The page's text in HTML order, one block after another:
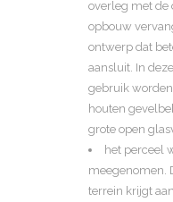
overleg met de
opbouw
ontwerp dat
aansluit. In
gebruik
houten
grote open
het perceel
meegenomen.
terrein krijgt